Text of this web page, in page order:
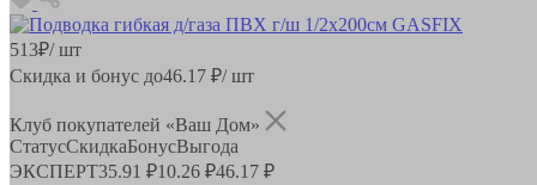
513₽/ шт
Скидка и бонус до46.17 ₽/ шт
Клуб покупателей «Ваш Дом»
СтатусСкидкаБонусВыгода
ЭКСПЕРТ35.91 ₽10.26 ₽46.17 ₽